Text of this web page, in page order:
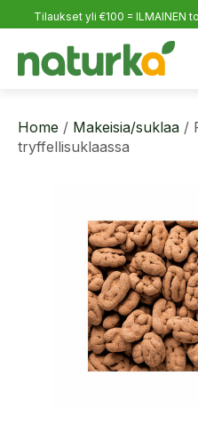
Tilaukset yli €100 = ILMAINEN
Home / Makeisia/suklaa /
tryffellisuklaassa